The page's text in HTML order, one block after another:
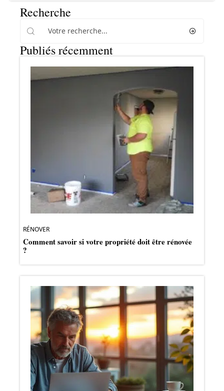
Recherche
Publiés récemment
RÉNOVER
Comment savoir si votre propriété doit être rénovée
?